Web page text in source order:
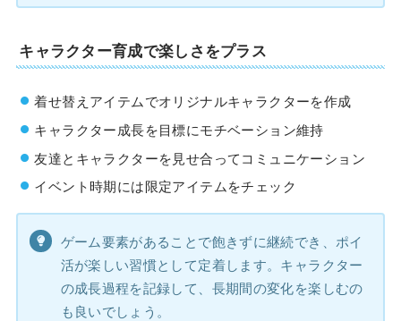
キャラクター育成で楽しさをプラス
着せ替えアイテムでオリジナルキャラクターを作成
キャラクター成長を目標にモチベーション維持
友達とキャラクターを見せ合ってコミュニケーション
イベント時期には限定アイテムをチェック
ゲーム要素があることで飽きずに継続でき、ポイ
活が楽しい習慣として定着します。キャラクター
の成長過程を記録して、長期間の変化を楽しむの
も良いでしょう。